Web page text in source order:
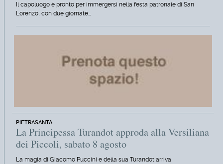
Il capoluogo è pronto per immergersi nella festa patronale di San
Lorenzo, con due giornate…
PIETRASANTA
La Principessa Turandot approda alla Versiliana
dei Piccoli, sabato 8 agosto
La magia di Giacomo Puccini e della sua Turandot arriva